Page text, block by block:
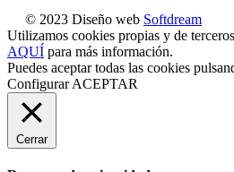
© 2023 Diseño web Softdream
Utilizamos cookies propias y de
AQUÍ para más información.
Puedes aceptar todas las cookies
Configurar ACEPTAR
Cerrar